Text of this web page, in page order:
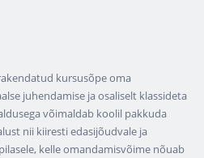
kursusõpe oma
juhendamise ja osaliselt klassideta
võimaldab koolil pakkuda
nii kiiresti edasijõudvale ja
kelle omandamisvõime nõuab